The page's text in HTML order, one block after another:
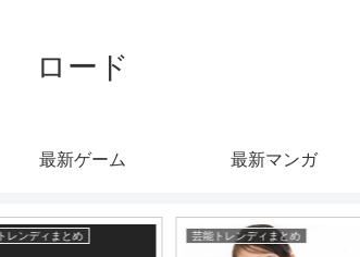
ロード
最新ゲーム 最新マンガ
爆速ニュースちゃんねる 爆速